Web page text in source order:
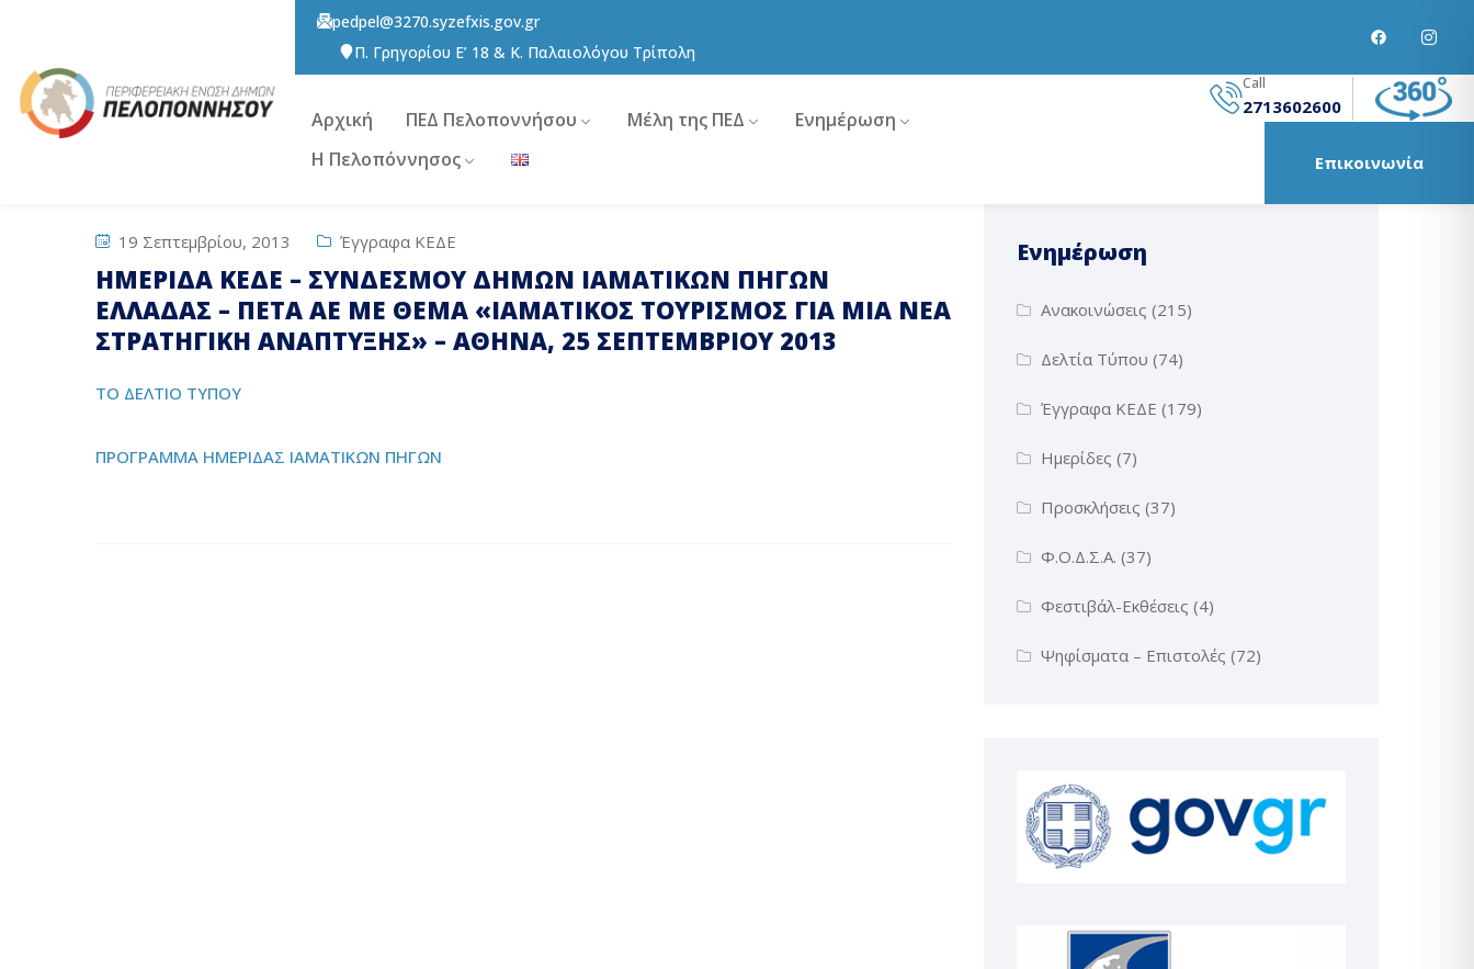
pedpel@3270.syzefxis.gov.gr
Π. Γρηγορίου E’ 18 & Κ. Παλαιολόγου Τρίπολη
Αρχική ΠΕΔ Πελοποννήσου Μέλη της ΠΕΔ
Ενημέρωση
Η Πελοπόννησος
Call
2713602600
Επικοινωνία
19 Σεπτεμβρίου, 2013 Έγγραφα ΚΕΔΕ
ΗΜΕΡΙΔΑ ΚΕΔΕ – ΣΥΝΔΕΣΜΟΥ ΔΗΜΩΝ ΙΑΜΑΤΙΚΩΝ ΠΗΓΩΝ
ΕΛΛΑΔΑΣ – ΠΕΤΑ ΑΕ ΜΕ ΘΕΜΑ «ΙΑΜΑΤΙΚΟΣ ΤΟΥΡΙΣΜΟΣ ΓΙΑ ΜΙΑ ΝΕΑ
ΣΤΡΑΤΗΓΙΚΗ ΑΝΑΠΤΥΞΗΣ» – ΑΘΗΝΑ, 25 ΣΕΠΤΕΜΒΡΙΟΥ 2013
ΤΟ ΔΕΛΤΙΟ ΤΥΠΟΥ
ΠΡΟΓΡΑΜΜΑ ΗΜΕΡΙΔΑΣ ΙΑΜΑΤΙΚΩΝ ΠΗΓΩΝ
Ενημέρωση
Ανακοινώσεις (215)
Δελτία Τύπου (74)
Έγγραφα ΚΕΔΕ (179)
Ημερίδες (7)
Προσκλήσεις (37)
Φ.Ο.Δ.Σ.Α. (37)
Φεστιβάλ-Εκθέσεις (4)
Ψηφίσματα – Επιστολές (72)